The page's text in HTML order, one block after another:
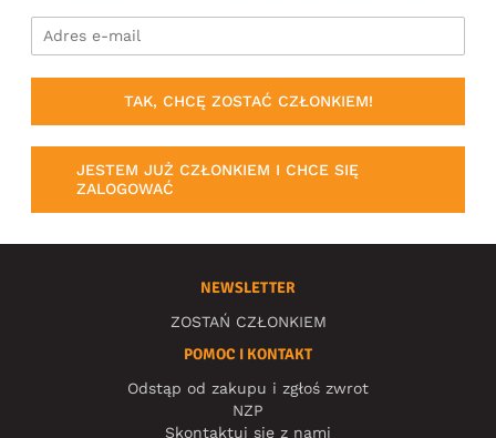
TAK, CHCĘ ZOSTAĆ CZŁONKIEM!
JESTEM JUŻ CZŁONKIEM I CHCE SIĘ
ZALOGOWAĆ
NEWSLETTER
ZOSTAŃ CZŁONKIEM
POMOC I KONTAKT
Odstąp od zakupu i zgłoś zwrot
NZP
Skontaktuj się z nami